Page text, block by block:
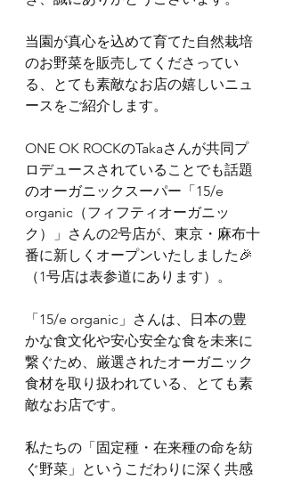
当園が真心を込めて育てた自然栽培
のお野菜を販売してくださってい
る、とても素敵なお店の嬉しいニュ
ースをご紹介します。
ONE OK ROCKのTakaさんが共同プ
ロデュースされていることでも話題
のオーガニックスーパー「15/e
organic（フィフティオーガニッ
ク）」さんの2号店が、東京・麻布十
番に新しくオープンいたしました🎉
（1号店は表参道にあります）。
「15/e organic」さんは、日本の豊
かな食文化や安心安全な食を未来に
繋ぐため、厳選されたオーガニック
食材を取り扱われている、とても素
敵なお店です。
私たちの「固定種・在来種の命を紡
ぐ野菜」というこだわりに深く共感